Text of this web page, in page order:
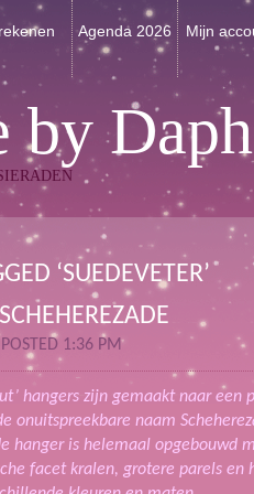
Agenda 2026 Mijn
by
‘SUEDEVETER’
POSTED 1:36 PM
hangers zijn gemaakt naar een
onuitspreekbare naam
hanger is helemaal opgebouwd
facet kralen, grotere parels en